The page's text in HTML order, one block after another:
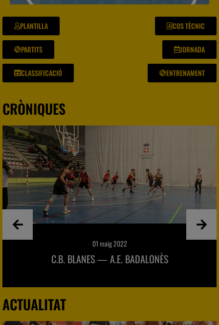
PLANTILLA COS TÈCNIC
PARTITS JORNADA
CLASSIFICACIÓ ENTRENAMENT
CRÒNIQUES
01 maig 2022
C.B. BLANES — A.E. BADALONÈS
ACTUALITAT